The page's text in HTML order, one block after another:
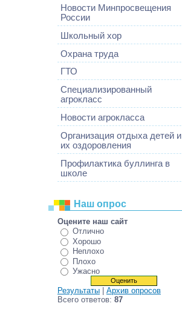
Новости Минпросвещения
России
Школьный хор
Охрана труда
ГТО
Специализированный
агрокласс
Новости агрокласса
Организация отдыха детей и
их оздоровления
Профилактика буллинга в
школе
Наш опрос
Оцените наш сайт
Отлично
Хорошо
Неплохо
Плохо
Ужасно
Результаты
Архив опросов
Всего ответов: 87